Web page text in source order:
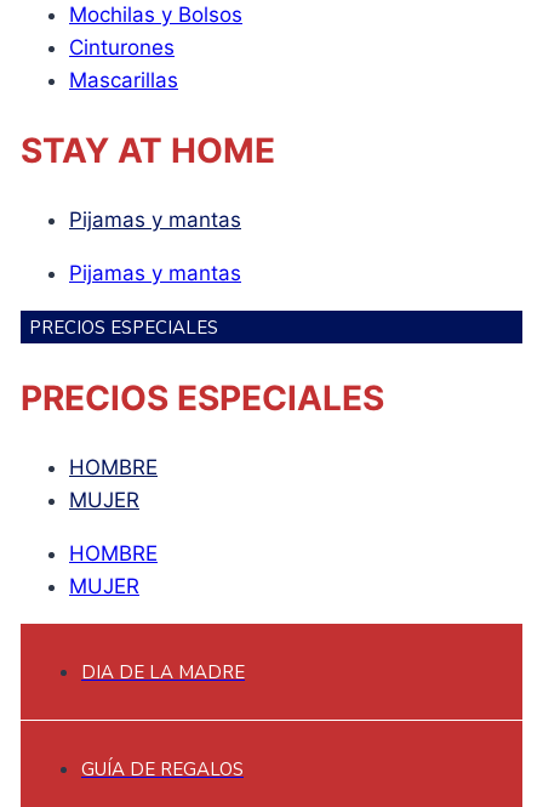
Mochilas y Bolsos
Cinturones
Mascarillas
STAY AT HOME
Pijamas y mantas
Pijamas y mantas
PRECIOS ESPECIALES
PRECIOS ESPECIALES
HOMBRE
MUJER
HOMBRE
MUJER
DIA DE LA MADRE
GUÍA DE REGALOS